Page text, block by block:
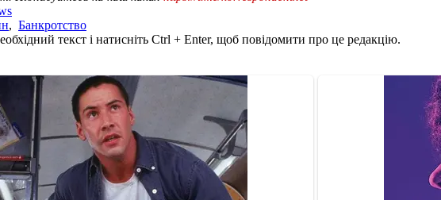
, Банкротство
текст і натисніть Ctrl + Enter, щоб повідомити про це редакцію.